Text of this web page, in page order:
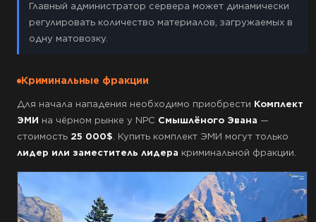
Главный администратор сервера может динамически
регулировать количество материалов, загружаемых в
одну матовозку.
Криминальные фракции
Для начала нападения необходимо приобрести Комплект
ЭМИ на чёрном рынке у NPC Смышлёного Эвана —
стоимость 25 000$ . Купить комплект ЭМИ могут только
лидер или заместитель лидера криминальной фракции.